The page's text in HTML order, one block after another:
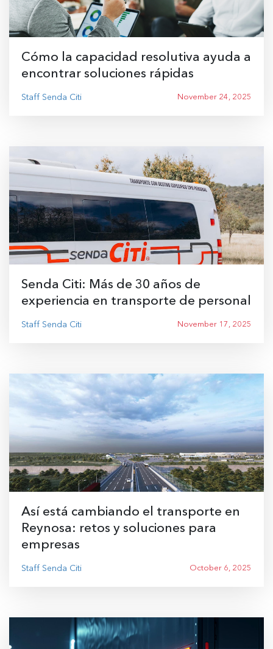
Cómo la capacidad resolutiva ayuda a
encontrar soluciones rápidas
Staff Senda Citi November 24, 2025
Senda Citi: Más de 30 años de
experiencia en transporte de personal
Staff Senda Citi November 17, 2025
Así está cambiando el transporte en
Reynosa: retos y soluciones para
empresas
Staff Senda Citi October 6, 2025